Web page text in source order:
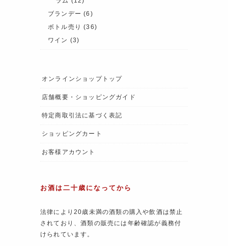
ブランデー (6)
ボトル売り (36)
ワイン (3)
オンラインショップトップ
店舗概要・ショッピングガイド
特定商取引法に基づく表記
ショッピングカート
お客様アカウント
お酒は二十歳になってから
法律により20歳未満の酒類の購入や飲酒は禁止
されており、酒類の販売には年齢確認が義務付
けられています。